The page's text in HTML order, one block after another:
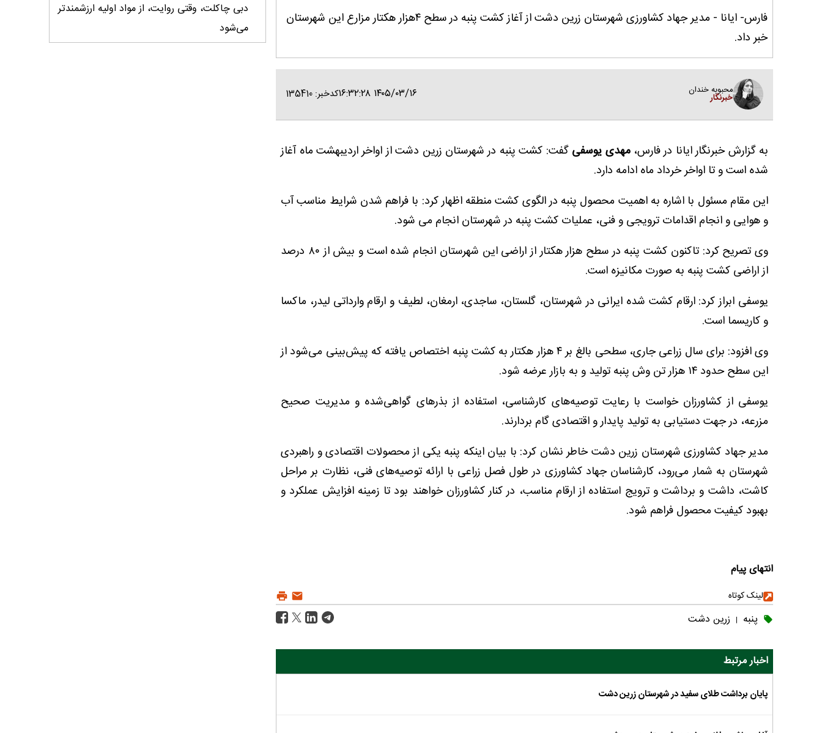
فارس- ایانا - مدیر جهاد کشاورزی شهرستان زرین دشت از آغاز کشت پنبه در سطح ۴هزار هکتار مزارع این شهرستان
خبر داد.
محبوبه خندان
خبرنگار ۱۴۰۵/۰۳/۱۶ ۱۶:۳۲:۲۸ کدخبر: 135410
به گزارش خبرنگار ایانا در فارس،مهدی یوسفی گفت: کشت پنبه در شهرستان زرین دشت از اواخر اردیبهشت ماه آغاز
شده است و تا اواخر خرداد ماه ادامه دارد.
این مقام مسئول با اشاره به اهمیت محصول پنبه در الگوی کشت منطقه اظهار کرد: با فراهم شدن شرایط مناسب آب
و هوایی و انجام اقدامات ترویجی و فنی، عملیات کشت پنبه در شهرستان انجام می شود.
وی تصریح کرد: تاکنون کشت پنبه در سطح هزار هکتار از اراضی این شهرستان انجام شده است و بیش از ۸۰ درصد
از اراضی کشت پنبه به صورت مکانیزه است.
یوسفی ابراز کرد: ارقام کشت شده ایرانی در شهرستان، گلستان، ساجدی، ارمغان، لطیف و ارقام وارداتی لیدر، ماکسا
و کاریسما است.
وی افزود: برای سال زراعی جاری، سطحی بالغ بر ۴ هزار هکتار به کشت پنبه اختصاص یافته که پیش‌بینی می‌شود از
این سطح حدود ۱۴ هزار تن وش پنبه تولید و به بازار عرضه شود.
یوسفی از کشاورزان خواست با رعایت توصیه‌های کارشناسی، استفاده از بذرهای گواهی‌شده و مدیریت صحیح
مزرعه، در جهت دستیابی به تولید پایدار و اقتصادی گام بردارند.
مدیر جهاد کشاورزی شهرستان زرین دشت خاطر نشان کرد: با بیان اینکه پنبه یکی از محصولات اقتصادی و راهبردی
شهرستان به شمار می‌رود، کارشناسان جهاد کشاورزی در طول فصل زراعی با ارائه توصیه‌های فنی، نظارت بر مراحل
کاشت، داشت و برداشت و ترویج استفاده از ارقام مناسب، در کنار کشاورزان خواهند بود تا زمینه افزایش عملکرد و
بهبود کیفیت محصول فراهم شود.
انتهای پیام
لینک کوتاه
پنبه | زرین دشت
اخبار مرتبط
پایان برداشت طلای سفید در شهرستان زرین دشت
دبی چاکلت، وقتی روایت، از مواد اولیه ارزشمندتر
می‌شود